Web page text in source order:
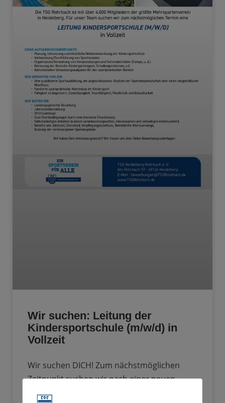
Wir suchen: Leitung der
Kindersportschule (m/w/d) in
Vollzeit
Wir suchen DICH! Zum nächstmöglichen
Zeitpunkt suchen wir nach einer neuen
Leitung der Kindersportschule (m/w/d). Das